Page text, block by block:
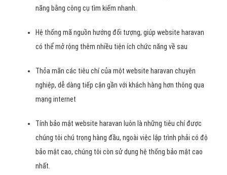
năng bằng công cụ tìm kiếm nhanh.
Hệ thống mã nguồn hướng đối tượng, giúp website haravan
có thể mở rộng thêm nhiều tiện ích chức năng về sau
Thỏa mãn các tiêu chí của một website haravan chuyên
nghiệp, dễ dàng tiếp cận gần với khách hàng hơn thông qua
mạng internet
Tính bảo mật website haravan luôn là những tiêu chí được
chúng tôi chú trọng hàng đầu, ngoài việc lập trình phải có độ
bảo mật cao, chúng tôi còn sử dụng hệ thống bảo mật cao
nhất.